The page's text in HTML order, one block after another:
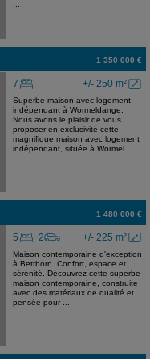
1 350 000 €
+/- 250 m²
7
Superbe maison avec logement
indépendant à Wormeldange.
Nous avons le plaisir de vous
proposer en exclusivité cette
magnifique maison avec logement
indépendant, située à Wormel...
1 480 000 €
+/- 225 m²
5 2
Maison contemporaine d'exception
à Bettborn. Confort, espace et
sérénité. Découvrez cette superbe
maison contemporaine, construite
avec des matériaux de qualité et
pensée pour ...